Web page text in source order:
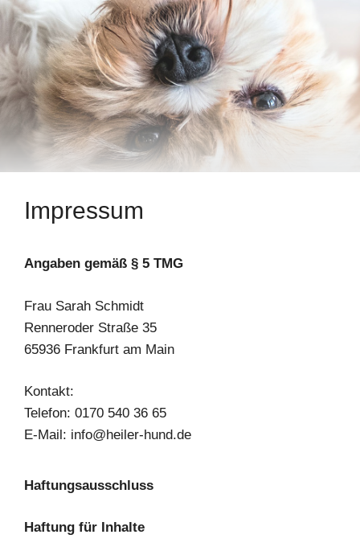
Zum
Inhalt
springen
Impressum
Anga­ben gemäß § 5 TMG
Frau Sarah Schmidt
Renn­er­o­der Stra­ße 35
65936 Frank­furt am Main
Kon­takt:
Tele­fon: 0170 540 36 65
E‑Mail: info@heiler-hund.de
Haf­tungs­aus­schluss
Haf­tung für Inhalte